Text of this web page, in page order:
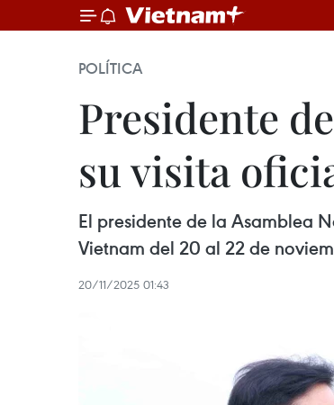
POLÍTICA
Presidente
su visita
El presidente de la Asamblea
Vietnam del 20 al 22 de
20/11/2025 01:43